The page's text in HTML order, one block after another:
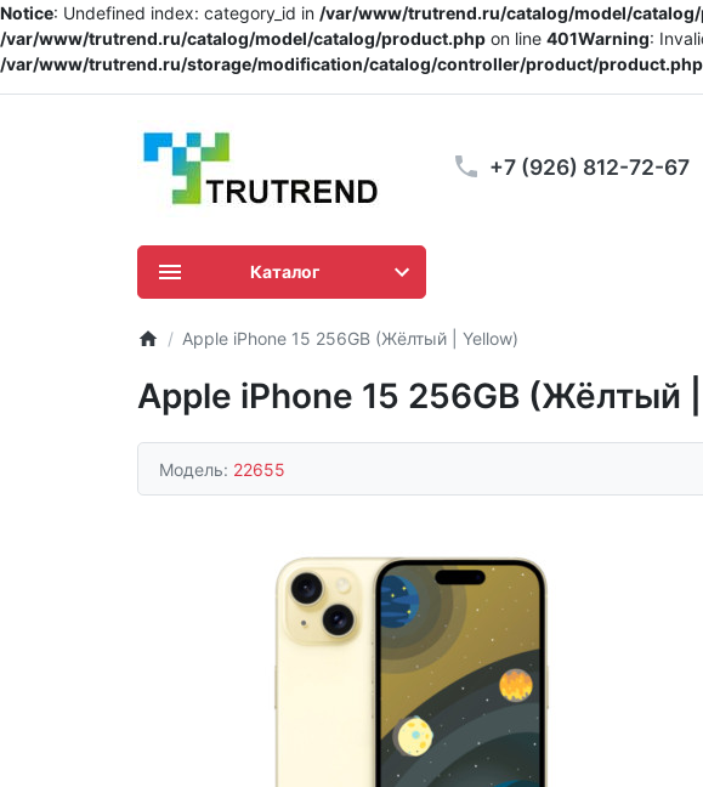
Notice: Undefined index: category_id in /var/www/trutrend.ru/catalog/model/
/var/www/trutrend.ru/catalog/model/catalog/product.php on line 401Warning:
/var/www/trutrend.ru/storage/modification/catalog/controller/product/product.php
+7 (926) 812-72-67
Каталог
Apple iPhone 15 256GB (Жёлтый | Yellow)
Apple iPhone 15 256GB (Жёлтый
Модель: 22655